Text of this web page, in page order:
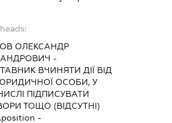
ОЛЕКСАНДР
-
ВЧИНЯТИ ДІЇ ВІД
ЮРИДИЧНОЇ ОСОБИ, У
ПІДПИСУВАТИ
ТОЩО (ВІДСУТНІ)
-